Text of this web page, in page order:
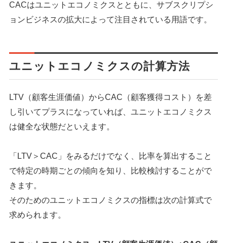
CACはユニットエコノミクスとともに、サブスクリプシ
ョンビジネスの拡大によって注目されている用語です。
ユニットエコノミクスの計算方法
LTV（顧客生涯価値）からCAC（顧客獲得コスト）を差
し引いてプラスになっていれば、ユニットエコノミクス
は健全な状態だといえます。
「LTV＞CAC」をみるだけでなく、比率を算出すること
で特定の時期ごとの傾向を知り、比較検討することがで
きます。
そのためのユニットエコノミクスの指標は次の計算式で
求められます。